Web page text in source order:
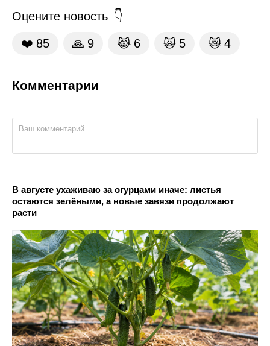
Оцените новость
❤️ 85 🙏 9 😹 6 🙀 5 😿 4
Комментарии
В августе ухаживаю за огурцами иначе: листья
остаются зелёными, а новые завязи продолжают
расти